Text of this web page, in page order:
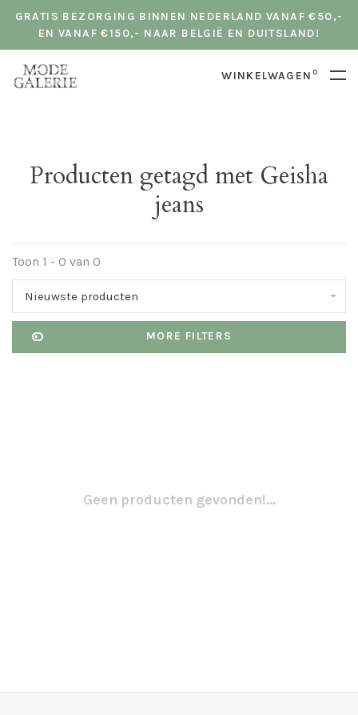
GRATIS BEZORGING BINNEN NEDERLAND VANAF €50,-
EN VANAF €150,- NAAR BELGIË EN DUITSLAND!
WINKELWAGEN 0
Producten getagd met Geisha
jeans
Toon 1 - 0 van 0
Nieuwste producten
MORE FILTERS
Geen producten gevonden!...